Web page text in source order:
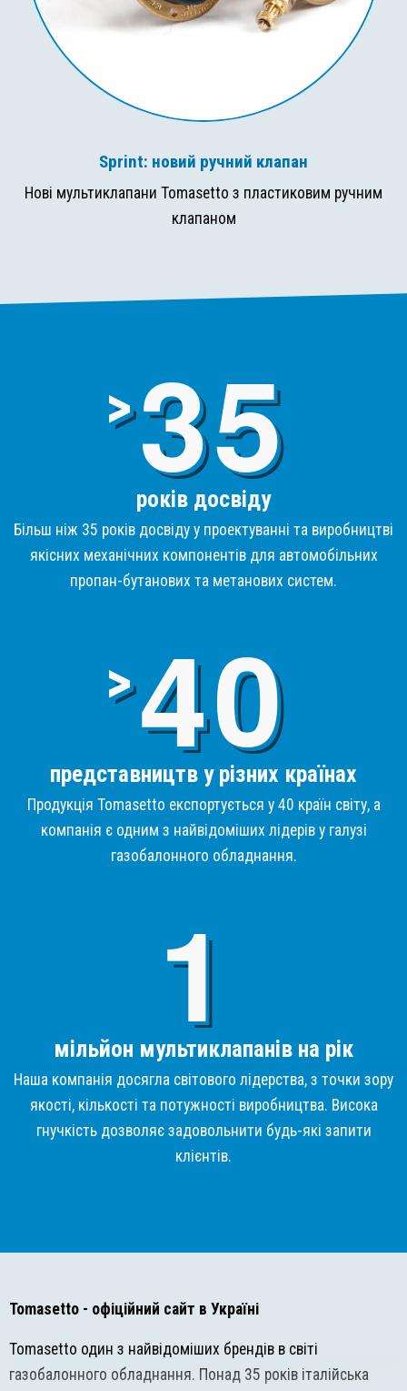
Sprint: новий ручний клапан
Нові мультиклапани Tomasetto з пластиковим ручним
клапаном
>3
років досвіду
Більш ніж 35 років досвіду у проектуванні та виробництві
якісних механічних компонентів для автомобільних
пропан-бутанових та метанових систем.
>4
представництв у різних країнах
Продукція Tomasetto експортується у 40 країн світу, а
компанія є одним з найвідоміших лідерів у галузі
газобалонного обладнання.
мільйон мультиклапанів на рік
Наша компанія досягла світового лідерства, з точки зору
якості, кількості та потужності виробництва. Висока
гнучкість дозволяє задовольнити будь-які запити
клієнтів.
Tomasetto - офіційний сайт в Україні
Tomasetto один з найвідоміших брендів в світі
газобалонного обладнання. Понад 35 років італійська